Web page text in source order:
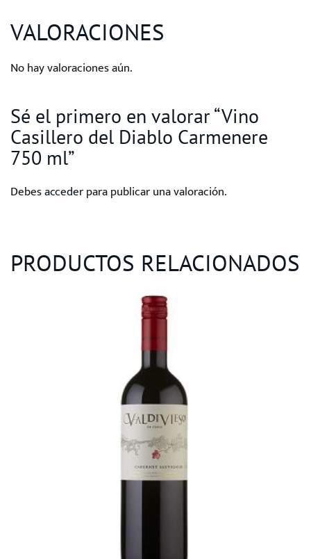
VALORACIONES
No hay valoraciones aún.
Sé el primero en valorar “Vino
Casillero del Diablo Carmenere
750 ml”
Debesaccederpara publicar una valoración.
PRODUCTOS RELACIONADOS